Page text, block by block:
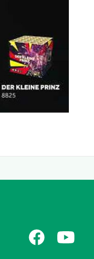
FacebookYoutube